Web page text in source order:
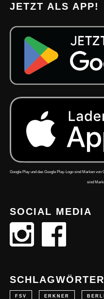
JETZT ALS APP!
Google Play und das Google Play-Logo sind Marken von
sind
SOCIAL MEDIA
SCHLAGWÖRTER
FSV ERKNER